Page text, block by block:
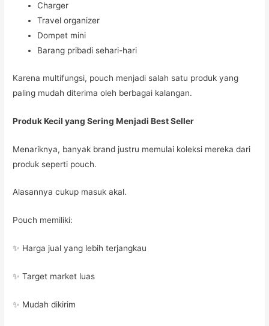
Charger
Travel organizer
Dompet mini
Barang pribadi sehari-hari
Karena multifungsi, pouch menjadi salah satu produk yang
paling mudah diterima oleh berbagai kalangan.
Produk Kecil yang Sering Menjadi Best Seller
Menariknya, banyak brand justru memulai koleksi mereka dari
produk seperti pouch.
Alasannya cukup masuk akal.
Pouch memiliki:
✨ Harga jual yang lebih terjangkau
✨ Target market luas
✨ Mudah dikirim